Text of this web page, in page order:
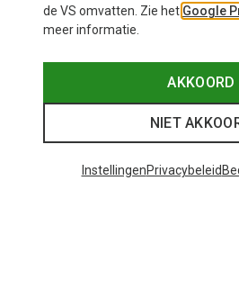
Speciale producten, speciale
Shop nu
de VS omvatten. Zie het Google
meer informatie.
AKKOORD
NIET
InstellingenPrivacybeleid